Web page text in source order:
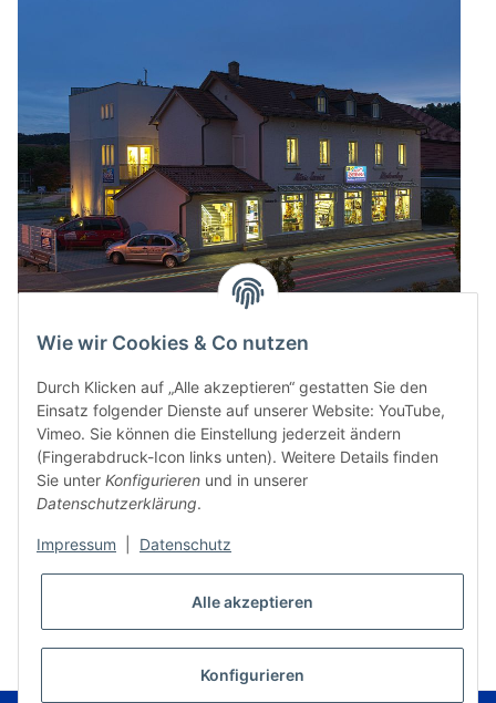
Wie wir Cookies & Co nutzen
Durch Klicken auf „Alle akzeptieren“ gestatten Sie den
Einsatz folgender Dienste auf unserer Website: YouTube,
Vimeo. Sie können die Einstellung jederzeit ändern
(Fingerabdruck-Icon links unten). Weitere Details finden
Sie unter Konfigurieren und in unserer
Datenschutzerklärung.
Impressum Datenschutz
Alle akzeptieren
Konfigurieren
* Alle Preise inkl. gesetzlicher USt., zzgl.
VERTRAG WIDERRUFEN